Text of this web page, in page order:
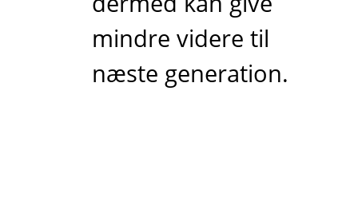
mindre videre til
næste generation.